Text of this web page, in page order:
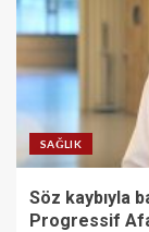
SAĞLIK
Söz kaybıyla
Progressif